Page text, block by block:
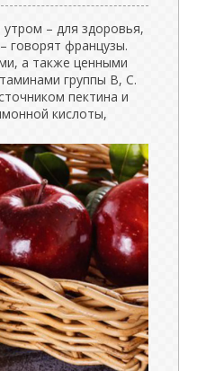
– для здоровья,
говорят французы.
а также ценными
группы B, C.
пектина и
кислоты,